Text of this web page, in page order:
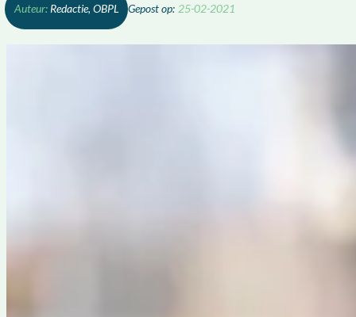
Redactie, OBPL 25-02-2021